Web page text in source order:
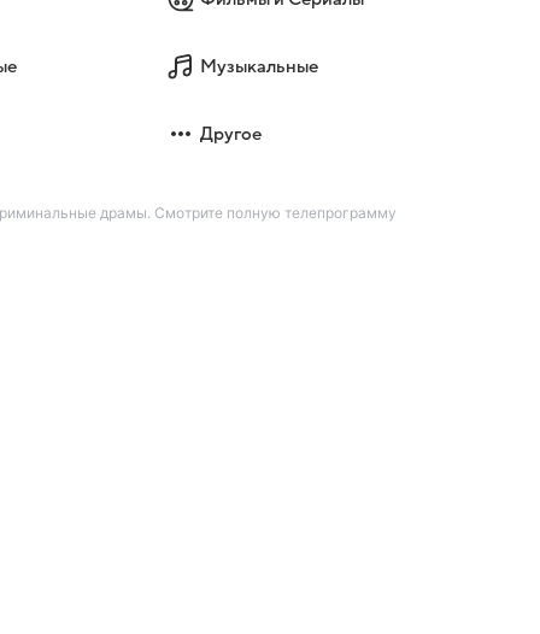
Музыкальные
Другое
драмы. Смотрите полную телепрограмму